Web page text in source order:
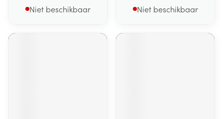
Niet beschikbaar Niet beschikbaar